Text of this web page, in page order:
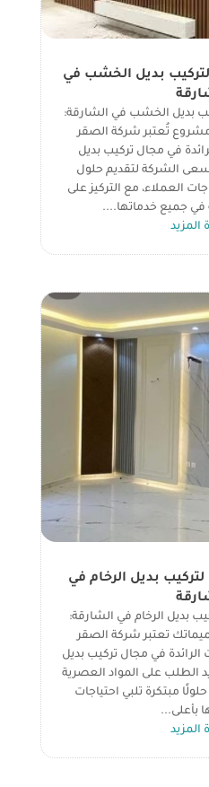
بديل الخشب في
بديل الخشب في الشارقة:
مشروع تُعتبر شركة الصقر
في مجال تركيب بديل
الشركة لتقديم حلول
العملاء، مع التركيز على
في جميع خدماتها....
المزيد
بديل الرخام في
بديل الرخام في الشارقة:
تعتبر شركة الصقر
في مجال تركيب بديل
الطلب على المواد العصرية
مبتكرة تلبي احتياجات
بأعلى...
المزيد